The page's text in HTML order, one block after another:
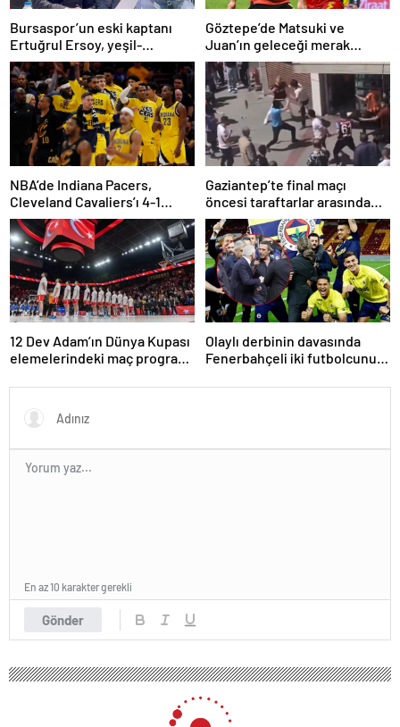
Bursaspor’un eski kaptanı
Ertuğrul Ersoy, yeşil-
beyazlılara geri döndü
Göztepe’de Matsuki ve
Juan’ın geleceği merak
konusu
NBA’de Indiana Pacers,
Cleveland Cavaliers’ı 4-1
yenerek konferans finaline
yükseldi
Gaziantep’te final maçı
öncesi taraftarlar arasında
tartışma çıktı
12 Dev Adam’ın Dünya Kupası
elemelerindeki maç programı
Olaylı derbinin davasında
Fenerbahçeli iki futbolcunun
Gönder
En az 10 karakter gerekli